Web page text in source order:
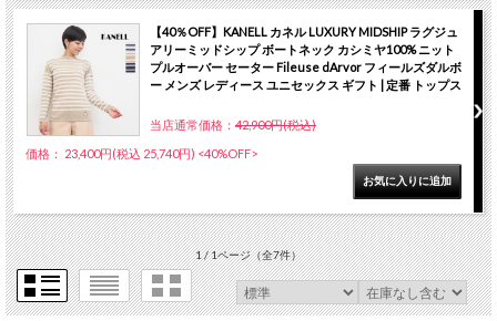
【40％OFF】KANELL カネル LUXURY MIDSHIP ラグジュ
アリーミッドシップ ボートネック カシミヤ100% ニット
プルオーバー セーター Fileuse dArvor フィールズダルボ
ー メンズ レディース ユニセックス ギフト | 定番 トップス
当店通常価格： 42,900円(税込)
価格： 23,400円(税込 25,740円) <40%OFF>
1 / 1ページ（全7件）